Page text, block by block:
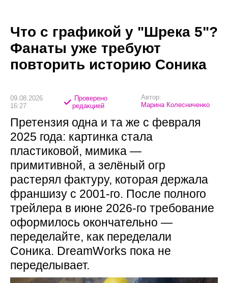
Что с графикой у "Шрека 5"?
Фанаты уже требуют
повторить историю Соника
09.08.2026
16:27
Проверено
редакцией
Автор:
Марина Колесниченко
Претензия одна и та же с февраля
2025 года: картинка стала
пластиковой, мимика —
примитивной, а зелёный огр
растерял фактуру, которая держала
франшизу с 2001-го. После полного
трейлера в июне 2026-го требование
оформилось окончательно —
переделайте, как переделали
Соника. DreamWorks пока не
переделывает.